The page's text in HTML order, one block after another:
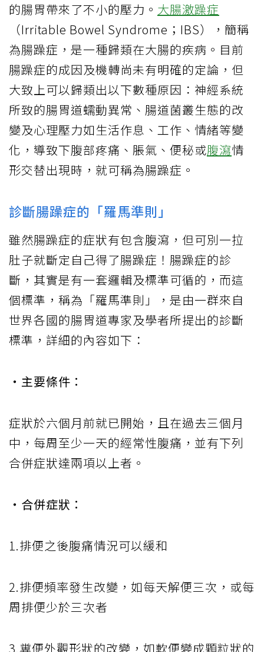
的腸胃帶來了不小的壓力。 大腸激躁症
（Irritable Bowel Syndrome；IBS），簡稱
為腸躁症，是一種歸類在大腸的疾病。目前
腸躁症的成因及機轉尚未有明確的定論，但
大致上可以歸類出以下數種原因：神經系統
所致的腸胃道蠕動異常、腸道菌叢生態的改
變及心理壓力如生活作息、工作、情緒等變
化，導致下腹部疼痛、脹氣、便秘或腹瀉情
形交替出現時，就可稱為腸躁症。
診斷腸躁症的「羅馬準則」
雖然腸躁症的症狀有包含腹瀉，但可別一拉
肚子就斷定自己得了腸躁症！腸躁症的診
斷，其實是有一套邏輯及標準可循的，而這
個標準，稱為「羅馬準則」，是由一群來自
世界各國的腸胃道專家及學者所提出的診斷
標準，詳細的內容如下：
‧主要條件：
症狀於六個月前就已開始，且在過去三個月
中，每周至少一天的經常性腹痛，並有下列
合併症狀達兩項以上者。
‧合併症狀：
1.排便之後腹痛情況可以緩和
2.排便頻率發生改變，如每天解便三次，或每
周排便少於三次者
3.糞便外觀形狀的改變，如軟便變成顆粒狀的